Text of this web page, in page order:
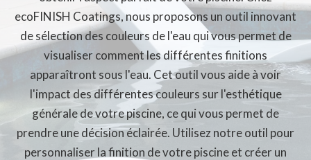
ecoFINISH Coatings, nous proposons un outil innovant
de sélection des couleurs de l'eau qui vous permet de
visualiser comment les différentes finitions
apparaîtront sous l'eau. Cet outil vous aide à voir
l'impact des différentes couleurs sur l'esthétique
générale de votre piscine, ce qui vous permet de
prendre une décision éclairée. Utilisez notre outil pour
personnaliser la finition de votre piscine et créer un